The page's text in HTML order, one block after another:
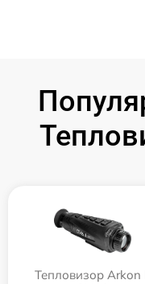
Тепловизор Arkon